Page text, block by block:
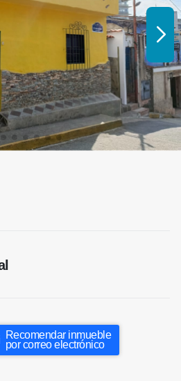
Recomendar inmueble
por correo electrónico